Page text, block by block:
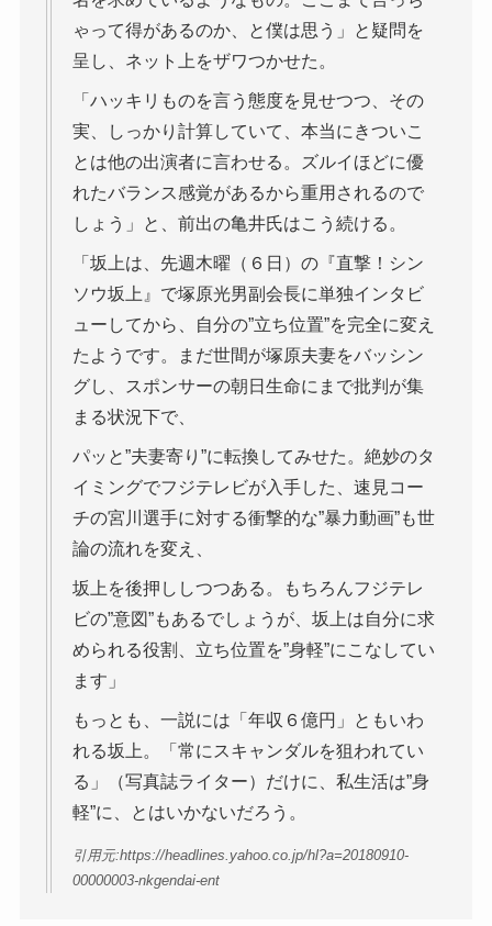
ゃって得があるのか、と僕は思う」と疑問を
呈し、ネット上をザワつかせた。
「ハッキリものを言う態度を見せつつ、その
実、しっかり計算していて、本当にきついこ
とは他の出演者に言わせる。ズルイほどに優
れたバランス感覚があるから重用されるので
しょう」と、前出の亀井氏はこう続ける。
「坂上は、先週木曜（６日）の『直撃！シン
ソウ坂上』で塚原光男副会長に単独インタビ
ューしてから、自分の”立ち位置”を完全に変え
たようです。まだ世間が塚原夫妻をバッシン
グし、スポンサーの朝日生命にまで批判が集
まる状況下で、
パッと”夫妻寄り”に転換してみせた。絶妙のタ
イミングでフジテレビが入手した、速見コー
チの宮川選手に対する衝撃的な”暴力動画”も世
論の流れを変え、
坂上を後押ししつつある。もちろんフジテレ
ビの”意図”もあるでしょうが、坂上は自分に求
められる役割、立ち位置を”身軽”にこなしてい
ます」
もっとも、一説には「年収６億円」ともいわ
れる坂上。「常にスキャンダルを狙われてい
る」（写真誌ライター）だけに、私生活は”身
軽”に、とはいかないだろう。
引用元:https://headlines.yahoo.co.jp/hl?a=20180910-
00000003-nkgendai-ent